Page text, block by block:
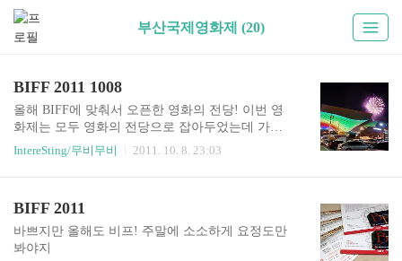
부산국제영화제 (20)
BIFF 2011 1008
올해 BIFF에 맞춰서 오픈한 영화의 전당! 이번 영
화제는 모두 영화의 전당으로 잡아두었는데 가까
운 곳에 멋진 시설과 디자인의 극장? 공연장? 이 생
겨서 맘에 들었다 다만 영화를 위한 공간은 아닌듯,
나가다 어렵사리 불꽃사진도 찍었다 ㅎㅎ
IntereSting/무비무비 2011. 10. 8. 23:03
BIFF 2011
바쁘지만 올해도 비프! 주말에 소소하게 요정도만
봐야지